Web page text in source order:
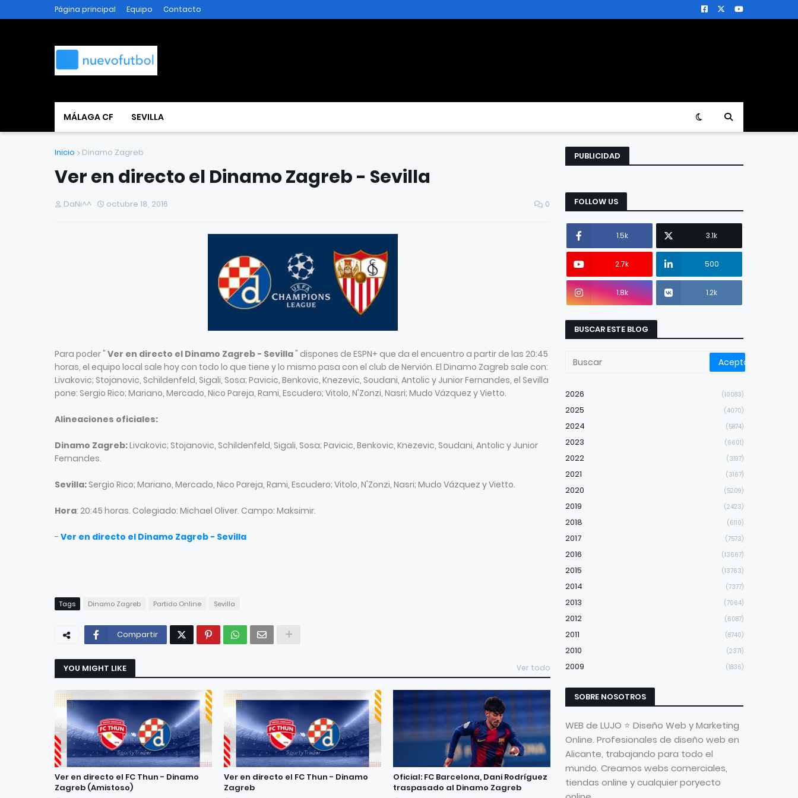
Página principal Equipo Contacto
MÁLAGA CF SEVILLA
Inicio Dinamo Zagreb
Ver en directo el Dinamo Zagreb - Sevilla
DaNi^^ octubre 18, 2016 0
Para poder " Ver en directo el Dinamo Zagreb - Sevilla" dispones de ESPN+ que da el encuentro a partir de las 20:45
horas, el equipo local sale hoy con todo lo que tiene y lo mismo pasa con el club de Nervión. El Dinamo Zagreb sale con:
Livakovic; Stojanovic, Schildenfeld, Sigali, Sosa; Pavicic, Benkovic, Knezevic, Soudani, Antolic y Junior Fernandes, el Sevilla
pone: Sergio Rico; Mariano, Mercado, Nico Pareja, Rami, Escudero; Vitolo, N'Zonzi, Nasri; Mudo Vázquez y Vietto.
Alineaciones oficiales:
Dinamo Zagreb:Livakovic; Stojanovic, Schildenfeld, Sigali, Sosa; Pavicic, Benkovic, Knezevic, Soudani, Antolic y Junior
Fernandes.
Sevilla:Sergio Rico; Mariano, Mercado, Nico Pareja, Rami, Escudero; Vitolo, N'Zonzi, Nasri; Mudo Vázquez y Vietto.
Hora: 20:45 horas. Colegiado: Michael Oliver. Campo: Maksimir.
- Ver en directo el Dinamo Zagreb - Sevilla
Tags Dinamo Zagreb Partido Online Sevilla
Compartir
YOU MIGHT LIKE Ver todo
Ver en directo el FC Thun - Dinamo
Zagreb (Amistoso)
Ver en directo el FC Thun - Dinamo
Zagreb
Oficial: FC Barcelona, Dani Rodríguez
traspasado al Dinamo Zagreb
PUBLICIDAD
FOLLOW US
1.5k 3.1k
2.7k 500
1.8k 1.2k
BUSCAR ESTE BLOG
2026 (10083)
2025 (4070)
2024 (5874)
2023 (6601)
2022 (3197)
2021 (3167)
2020 (5209)
2019 (2423)
2018 (6110)
2017 (7573)
2016 (13667)
2015 (13763)
2014 (7377)
2013 (7064)
2012 (6087)
2011 (8740)
2010 (2371)
2009 (1836)
SOBRE NOSOTROS
WEB de LUJO ⭐ Diseño Web y Marketing
Online. Profesionales de diseño web en
Alicante, trabajando para todo el
mundo. Creamos webs comerciales,
tiendas online y cualquier poryecto